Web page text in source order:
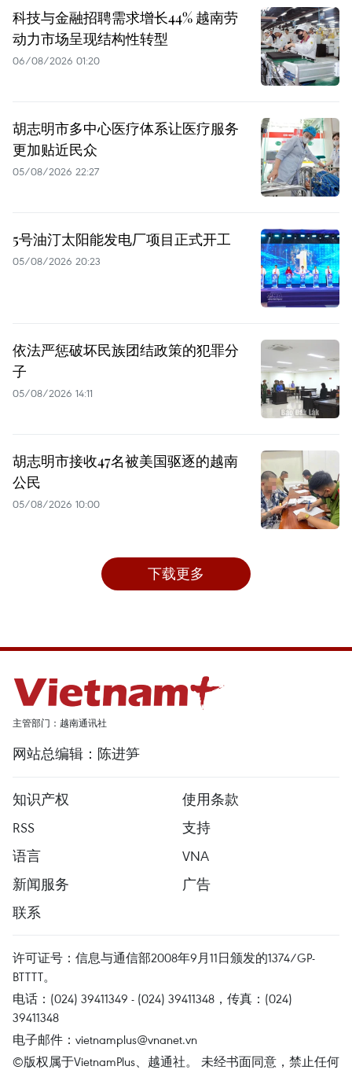
科技与金融招聘需求增长44% 越南劳
动力市场呈现结构性转型
06/08/2026 01:20
胡志明市多中心医疗体系让医疗服务
更加贴近民众
05/08/2026 22:27
5号油汀太阳能发电厂项目正式开工
05/08/2026 20:23
依法严惩破坏民族团结政策的犯罪分
子
05/08/2026 14:11
胡志明市接收47名被美国驱逐的越南
公民
05/08/2026 10:00
下载更多
主管部门：越南通讯社
网站总编辑：陈进笋
知识产权
使用条款
RSS
支持
语言
VNA
新闻服务
广告
联系
许可证号：信息与通信部2008年9月11日颁发的1374/GP-
BTTTT。
电话：(024) 39411349 - (024) 39411348，传真：(024)
39411348
电子邮件： vietnamplus@vnanet.vn
©版权属于VietnamPlus、越通社。 未经书面同意，禁止任何